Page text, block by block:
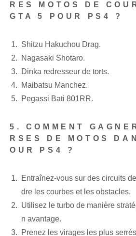
RES MOTOS DE
GTA 5 POUR PS4 ?
Shitzu Hakuchou Drag.
Nagasaki Shotaro.
Dinka redresseur de torts.
Maibatsu Manchez.
Pegassi Bati 801RR.
5. COMMENT
RSES DE MOTOS
OUR PS4 ?
Entraînez-vous sur des circuits
dre les courbes et les obstacles.
Utilisez le turbo de manière
n avantage.
Prenez les virages les plus